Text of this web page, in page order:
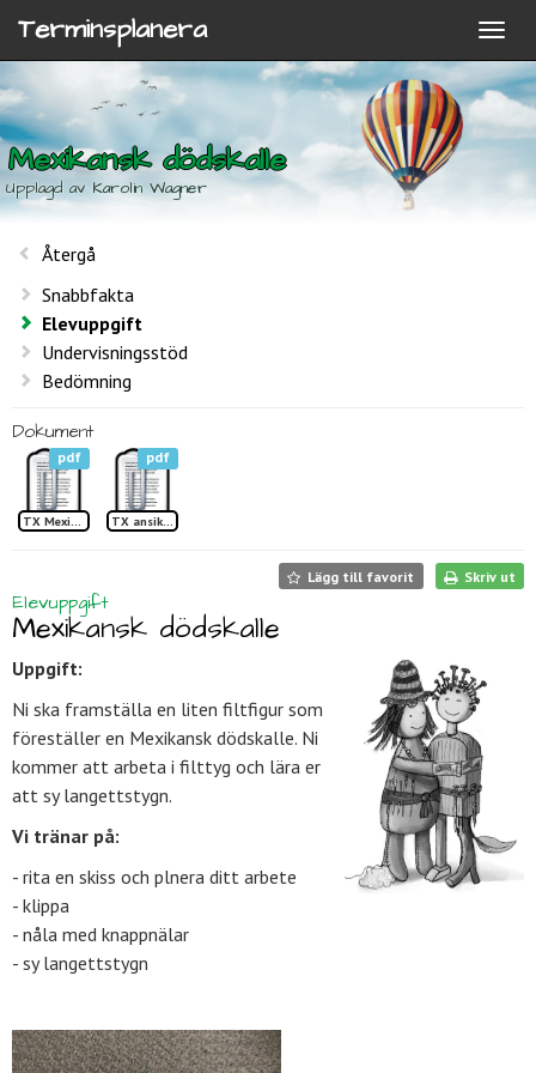
Terminsplanera
Mexikansk dödskalle
Upplagd av Karolin Wagner
Återgå
Snabbfakta
Elevuppgift
Undervisningsstöd
Bedömning
Dokument
pdf
TX Mexikansk döskalle mall
pdf
TX ansikte döskalle
Lägg till favorit Skriv ut
Elevuppgift
Mexikansk dödskalle
Uppgift:
Ni ska framställa en liten filtfigur som
föreställer en Mexikansk dödskalle. Ni
kommer att arbeta i filttyg och lära er
att sy langettstygn.
Vi tränar på:
- rita en skiss och plnera ditt arbete
- klippa
- nåla med knappnälar
- sy langettstygn